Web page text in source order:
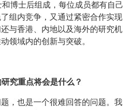
博士后组成，每位成员都有自己
组内竞争，又通过紧密合作实现
与香港、内地以及海外的研究机
领域内的创新与突破。
究重点将会是什么？
，也是一个很难回答的问题。我